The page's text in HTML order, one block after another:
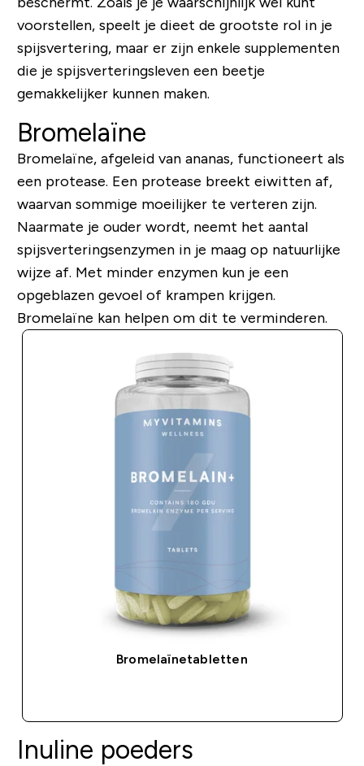
voorstellen, speelt je dieet de grootste rol in je
spijsvertering, maar er zijn enkele supplementen
die je spijsverteringsleven een beetje
gemakkelijker kunnen maken.
Bromelaïne
Bromelaïne, afgeleid van ananas, functioneert als
een protease. Een protease breekt eiwitten af,
waarvan sommige moeilijker te verteren zijn.
Naarmate je ouder wordt, neemt het aantal
spijsverteringsenzymen in je maag op natuurlijke
wijze af. Met minder enzymen kun je een
opgeblazen gevoel of krampen krijgen.
Bromelaïne kan helpen om dit te verminderen.
Bromelaïnetabletten
Inuline poeders